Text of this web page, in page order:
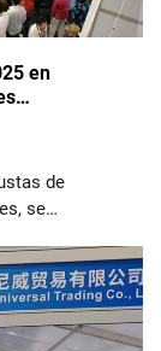
en
de
se
de Minería